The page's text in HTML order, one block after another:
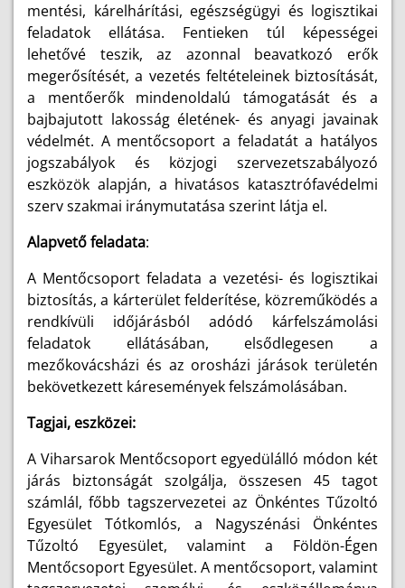
mentési, kárelhárítási, egészségügyi és logisztikai
feladatok ellátása. Fentieken túl képességei
lehetővé teszik, az azonnal beavatkozó erők
megerősítését, a vezetés feltételeinek biztosítását,
a mentőerők mindenoldalú támogatását és a
bajbajutott lakosság életének- és anyagi javainak
védelmét. A mentőcsoport a feladatát a hatályos
jogszabályok és közjogi szervezetszabályozó
eszközök alapján, a hivatásos katasztrófavédelmi
szerv szakmai iránymutatása szerint látja el.
Alapvető feladata:
A Mentőcsoport feladata a vezetési- és logisztikai
biztosítás, a kárterület felderítése, közreműködés a
rendkívüli időjárásból adódó kárfelszámolási
feladatok ellátásában, elsődlegesen a
mezőkovácsházi és az orosházi járások területén
bekövetkezett káresemények felszámolásában.
Tagjai, eszközei:
A Viharsarok Mentőcsoport egyedülálló módon két
járás biztonságát szolgálja, összesen 45 tagot
számlál, főbb tagszervezetei az Önkéntes Tűzoltó
Egyesület Tótkomlós, a Nagyszénási Önkéntes
Tűzoltó Egyesület, valamint a Földön-Égen
Mentőcsoport Egyesület. A mentőcsoport, valamint